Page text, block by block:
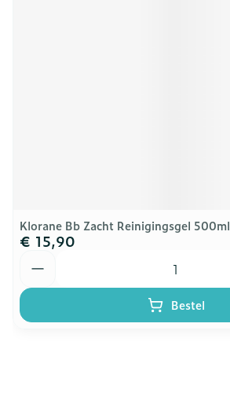
Klorane Bb Zacht Reinigingsgel 500ml
€ 15,90
Bestel